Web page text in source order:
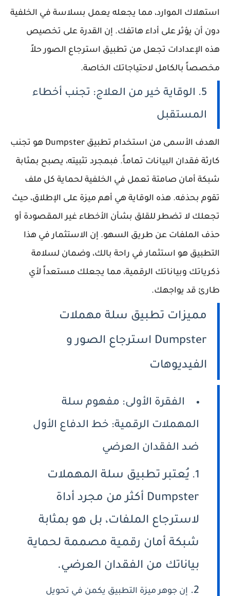
استهلاك الموارد، مما يجعله يعمل بسلاسة في الخلفية
دون أن يؤثر على أداء هاتفك. إن القدرة على تخصيص
هذه الإعدادات تجعل من تطبيق استرجاع الصور حلاً
مخصصاً بالكامل لاحتياجاتك الخاصة.
5. الوقاية خير من العلاج: تجنب أخطاء
المستقبل
الهدف الأسمى من استخدام تطبيق Dumpster هو تجنب
كارثة فقدان البيانات تماماً. فبمجرد تثبيته، يصبح بمثابة
شبكة أمان صامتة تعمل في الخلفية لحماية كل ملف
تقوم بحذفه. هذه الوقاية هي أهم ميزة على الإطلاق، حيث
تجعلك لا تضطر للقلق بشأن الأخطاء غير المقصودة أو
حذف الملفات عن طريق السهو. إن الاستثمار في هذا
التطبيق هو استثمار في راحة بالك، وضمان لسلامة
ذكرياتك وبياناتك الرقمية، مما يجعلك مستعداً لأي
طارئ قد يواجهك.
مميزات تطبيق سلة مهملات
Dumpster استرجاع الصور و
الفيديوهات
الفقرة الأولى: مفهوم سلة
المهملات الرقمية: خط الدفاع الأول
ضد الفقدان العرضي
يُعتبر تطبيق سلة المهملات
Dumpster أكثر من مجرد أداة
لاسترجاع الملفات، بل هو بمثابة
شبكة أمان رقمية مصممة لحماية
بياناتك من الفقدان العرضي.
إن جوهر ميزة التطبيق يكمن في تحويل